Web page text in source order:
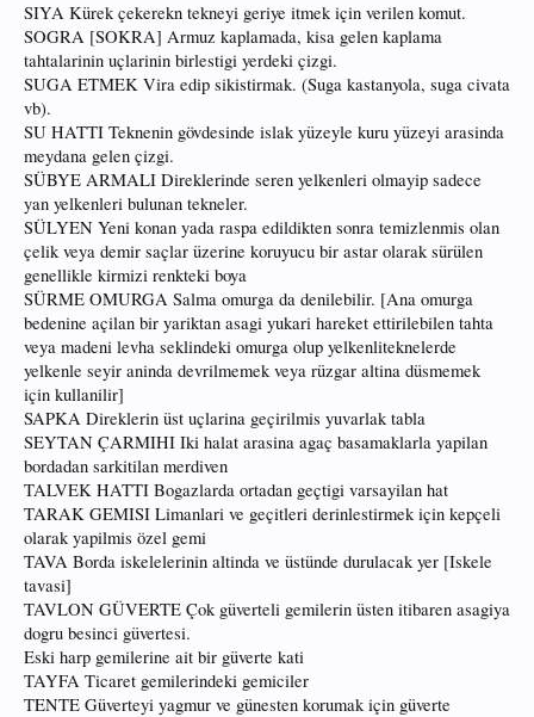
SIYA Kürek çekerekn tekneyi geriye itmek için verilen komut.
SOGRA [SOKRA] Armuz kaplamada, kisa gelen kaplama
tahtalarinin uçlarinin birlestigi yerdeki çizgi.
SUGA ETMEK Vira edip sikistirmak. (Suga kastanyola, suga civata
vb).
SU HATTI Teknenin gövdesinde islak yüzeyle kuru yüzeyi arasinda
meydana gelen çizgi.
SÜBYE ARMALI Direklerinde seren yelkenleri olmayip sadece
yan yelkenleri bulunan tekneler.
SÜLYEN Yeni konan yada raspa edildikten sonra temizlenmis olan
çelik veya demir saçlar üzerine koruyucu bir astar olarak sürülen
genellikle kirmizi renkteki boya
SÜRME OMURGA Salma omurga da denilebilir. [Ana omurga
bedenine açilan bir yariktan asagi yukari hareket ettirilebilen tahta
veya madeni levha seklindeki omurga olup yelkenliteknelerde
yelkenle seyir aninda devrilmemek veya rüzgar altina düsmemek
için kullanilir]
SAPKA Direklerin üst uçlarina geçirilmis yuvarlak tabla
SEYTAN ÇARMIHI Iki halat arasina agaç basamaklarla yapilan
bordadan sarkitilan merdiven
TALVEK HATTI Bogazlarda ortadan geçtigi varsayilan hat
TARAK GEMISI Limanlari ve geçitleri derinlestirmek için kepçeli
olarak yapilmis özel gemi
TAVA Borda iskelelerinin altinda ve üstünde durulacak yer [Iskele
tavasi]
TAVLON GÜVERTE Çok güverteli gemilerin üsten itibaren asagiya
dogru besinci güvertesi.
Eski harp gemilerine ait bir güverte kati
TAYFA Ticaret gemilerindeki gemiciler
TENTE Güverteyi yagmur ve günesten korumak için güverte